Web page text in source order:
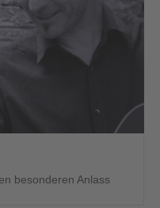
besonderen Anlass